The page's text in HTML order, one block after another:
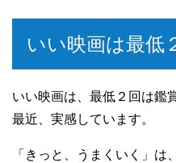
いい映画は最低
いい映画は、最低２回は鑑
最近、実感しています。
「きっと、うまくいく」